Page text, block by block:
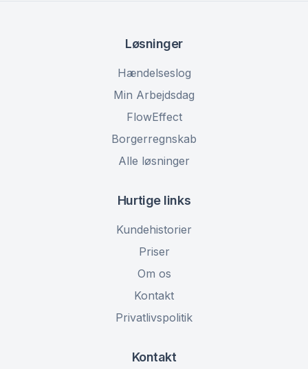
Løsninger
Hændelseslog
Min Arbejdsdag
FlowEffect
Borgerregnskab
Alle løsninger
Hurtige links
Kundehistorier
Priser
Om os
Kontakt
Privatlivspolitik
Kontakt